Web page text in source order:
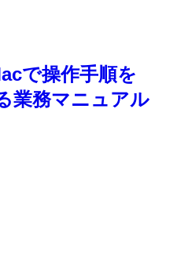
で操作手順を
業務マニュアル